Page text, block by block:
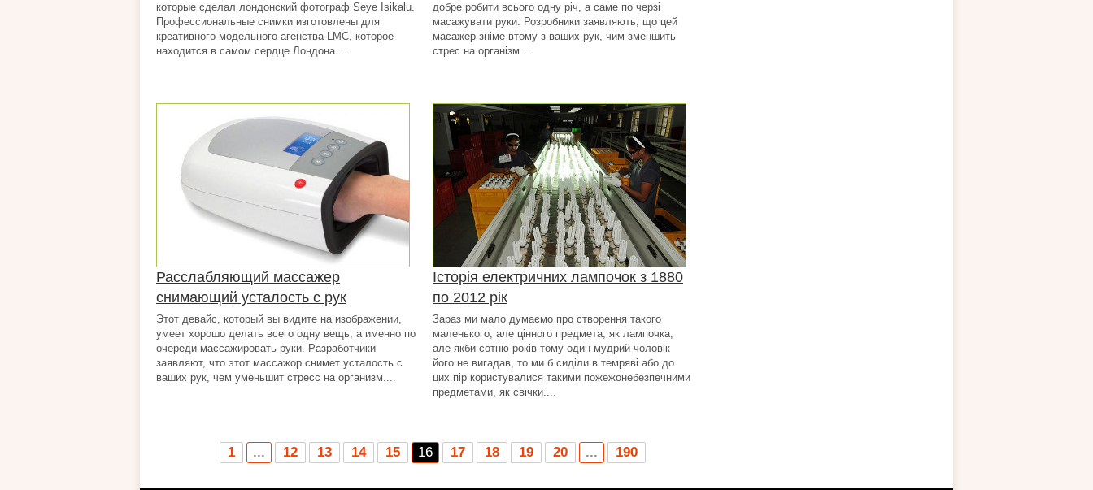
которые сделал лондонский фотограф Seye Isikalu.
Профессиональные снимки изготовлены для
креативного модельного агенства LMC, которое
находится в самом сердце Лондона....
добре робити всього одну річ, а саме по черзі
масажувати руки. Розробники заявляють, що цей
масажер зніме втому з ваших рук, чим зменшить
стрес на організм....
Расслабляющий массажер
снимающий усталость с рук
Этот девайс, который вы видите на изображении,
умеет хорошо делать всего одну вещь, а именно по
очереди массажировать руки. Разработчики
заявляют, что этот массажор снимет усталость с
ваших рук, чем уменьшит стресс на организм....
Історія електричних лампочок з 1880
по 2012 рік
Зараз ми мало думаємо про створення такого
маленького, але цінного предмета, як лампочка,
але якби сотню років тому один мудрий чоловік
його не вигадав, то ми б сиділи в темряві або до
цих пір користувалися такими пожежонебезпечними
предметами, як свічки....
1 ... 12 13 14 15 16 17 18 19 20 ... 190